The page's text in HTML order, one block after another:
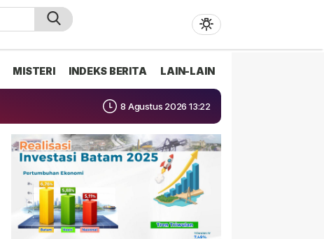
MISTERI INDEKS BERITA LAIN-LAIN
8 Agustus 2026 13:22